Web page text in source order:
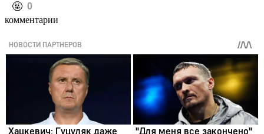
️🤬 0
комментарии